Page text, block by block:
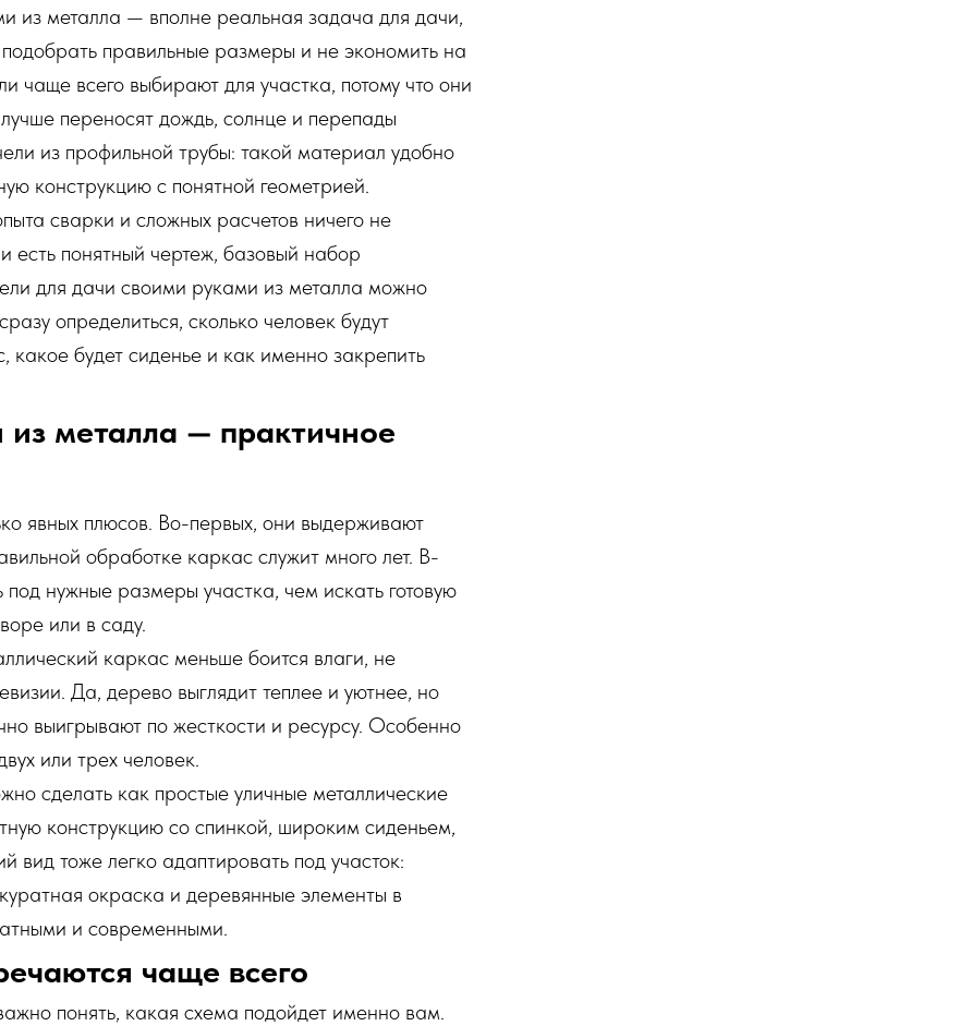
из металла — вполне реальная задача для дачи,
правильные размеры и не экономить на
чаще всего выбирают для участка, потому что они
переносят дождь, солнце и перепады
из профильной трубы: такой материал удобно
конструкцию с понятной геометрией.
сварки и сложных расчетов ничего не
есть понятный чертеж, базовый набор
для дачи своими руками из металла можно
определиться, сколько человек будут
какое будет сиденье и как именно закрепить
металла — практичное
явных плюсов. Во-первых, они выдерживают
обработке каркас служит много лет. В-
нужные размеры участка, чем искать готовую
или в саду.
каркас меньше боится влаги, не
Да, дерево выглядит теплее и уютнее, но
выигрывают по жесткости и ресурсу. Особенно
или трех человек.
сделать как простые уличные металлические
конструкцию со спинкой, широким сиденьем,
тоже легко адаптировать под участок:
окраска и деревянные элементы в
и современными.
чаще всего
понять, какая схема подойдет именно вам.